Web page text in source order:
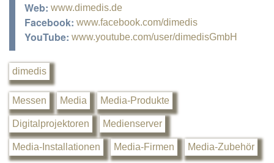
Web: www.dimedis.de
Facebook: www.facebook.com/dimedis
YouTube: www.youtube.com/user/dimedisGmbH
dimedis
Messen Media Media-Produkte
Digitalprojektoren Medienserver
Media-Installationen Media-Firmen Media-Zubehör